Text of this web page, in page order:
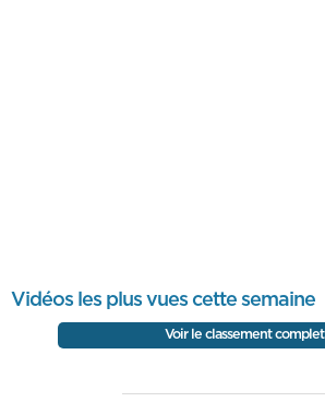
Vidéos les plus vues cette semaine
Voir le classement complet